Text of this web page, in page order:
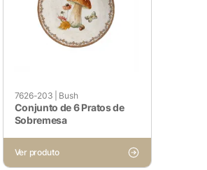
7626-203 Bush
Conjunto de 6 Pratos de
Sobremesa
Ver produto